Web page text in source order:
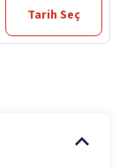
Tarih Seç